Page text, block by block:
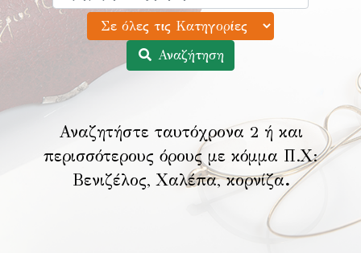
Αναζήτηση
Αναζητήστε ταυτόχρονα 2 ή και
περισσότερους όρους με κόμμα Π.Χ:
Βενιζέλος, Χαλέπα, κορνίζα.